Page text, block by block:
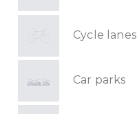
Cycle lanes
Car parks